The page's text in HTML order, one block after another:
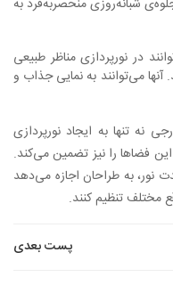
در نورپردازی مناظر طبیعی
آنها می‌توانند به نمایی جذاب و
نه تنها به ایجاد نورپردازی
فضاها را نیز تضمین می‌کند.
نور، به طراحان اجازه می‌دهد
مختلف تنظیم کنند.
پست بعدی